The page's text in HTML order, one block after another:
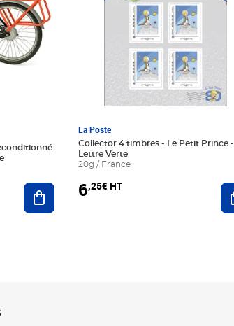
Ajouter au panier
La Poste
Collector 4 timbres - Le Petit Prince -
Lettre Verte
20g / France
6,25€ HT